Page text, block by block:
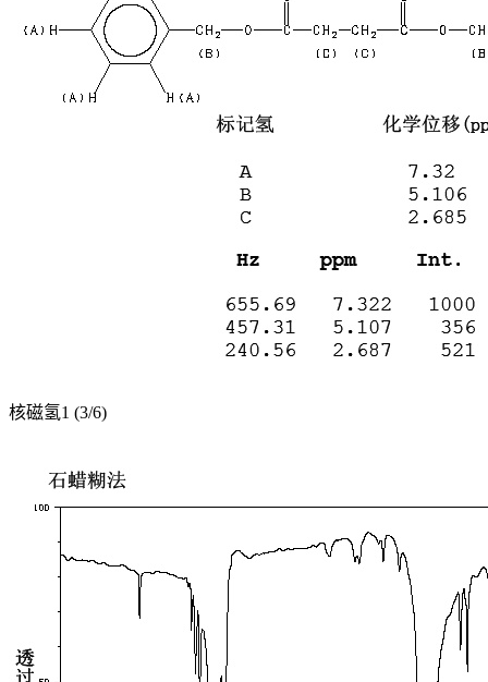
核磁氢1 (3/6)